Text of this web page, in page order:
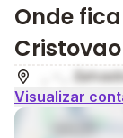
Onde
, - ,
Visualizar